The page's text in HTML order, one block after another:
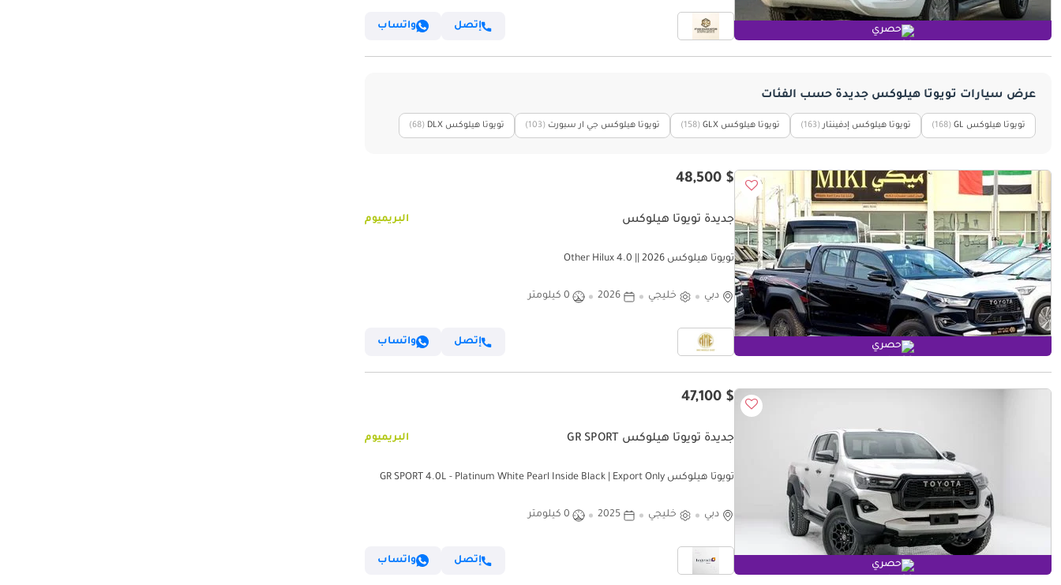
حصري إتصل واتساب
عرض سيارات تويوتا هيلوكس جديدة حسب الفئات
تويوتا هيلوكس GL ‏(168) تويوتا هيلوكس إدفينتار ‏(163) تويوتا هيلوكس GLX ‏(158) تويوتا هيلوكس جي ار سبورت ‏(103) تويوتا هيلوكس DLX ‏(68)
حصري
$ 48,500
جديدة تويوتا هيلوكس البريميوم
تويوتا هيلوكس Other Hilux 4.0 || 2026
دبي خليجي 2026 0 كيلومتر
إتصل واتساب
حصري
$ 47,100
جديدة تويوتا هيلوكس GR SPORT البريميوم
تويوتا هيلوكس GR SPORT 4.0L - Platinum White Pearl Inside Black | Export Only
دبي خليجي 2025 0 كيلومتر
إتصل واتساب